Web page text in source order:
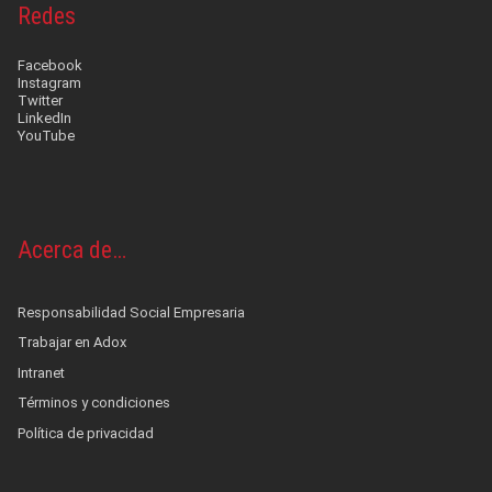
Redes
Facebook
Instagram
Twitter
LinkedIn
YouTube
Acerca de…
Responsabilidad Social Empresaria
Trabajar en Adox
Intranet
Términos y condiciones
Política de privacidad